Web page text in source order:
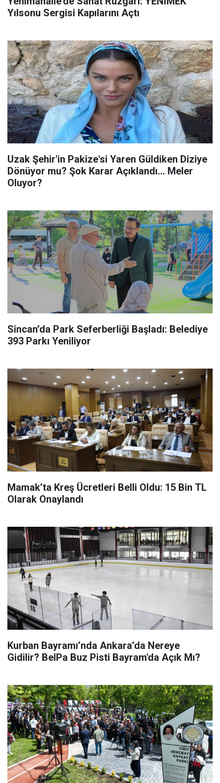
Yılsonu Sergisi Kapılarını Açtı
Uzak Şehir'in Pakize'si Yaren Güldiken Diziye
Dönüyor mu? Şok Karar Açıklandı... Meler
Oluyor?
Sincan’da Park Seferberliği Başladı: Belediye
393 Parkı Yeniliyor
Mamak’ta Kreş Ücretleri Belli Oldu: 15 Bin TL
Olarak Onaylandı
Kurban Bayramı’nda Ankara’da Nereye
Gidilir? BelPa Buz Pisti Bayram'da Açık Mı?